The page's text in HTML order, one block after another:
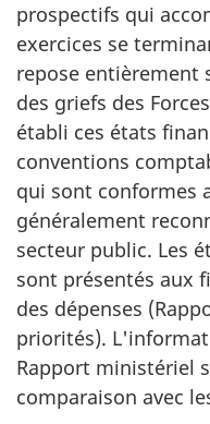
prospectifs qui
exercices se
repose entièrement
des griefs des
établi ces états
conventions
qui sont conformes
généralement
secteur public. Les
sont présentés aux
des dépenses
priorités).
Rapport ministériel
comparaison avec